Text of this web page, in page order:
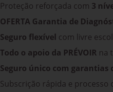
Proteção reforçada com 3
OFERTA Garantia de
Seguro flexível com livre
Todo o apoio da PRÉVOIR na
Seguro único com garantias
Subscrição rápida e processo